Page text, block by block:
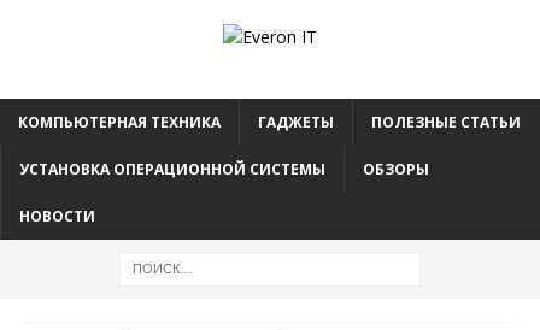
КОМПЬЮТЕРНАЯ ТЕХНИКА ГАДЖЕТЫ ПОЛЕЗНЫЕ СТАТЬИ
УСТАНОВКА ОПЕРАЦИОННОЙ СИСТЕМЫ ОБЗОРЫ
НОВОСТИ